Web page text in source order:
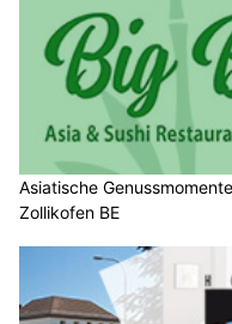
Asiatische
Zollikofen BE